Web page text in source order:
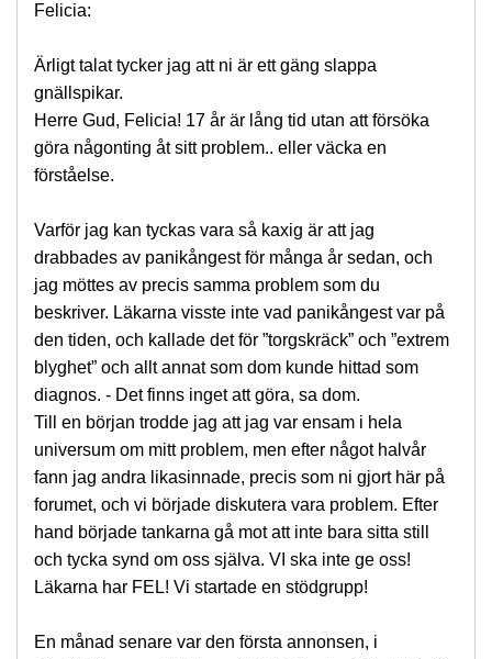
Felicia:
Ärligt talat tycker jag att ni är ett gäng slappa
gnällspikar.
Herre Gud, Felicia! 17 år är lång tid utan att försöka
göra någonting åt sitt problem.. eller väcka en
förståelse.
Varför jag kan tyckas vara så kaxig är att jag
drabbades av panikångest för många år sedan, och
jag möttes av precis samma problem som du
beskriver. Läkarna visste inte vad panikångest var på
den tiden, och kallade det för ”torgskräck” och ”extrem
blyghet” och allt annat som dom kunde hittad som
diagnos. - Det finns inget att göra, sa dom.
Till en början trodde jag att jag var ensam i hela
universum om mitt problem, men efter något halvår
fann jag andra likasinnade, precis som ni gjort här på
forumet, och vi började diskutera vara problem. Efter
hand började tankarna gå mot att inte bara sitta still
och tycka synd om oss själva. VI ska inte ge oss!
Läkarna har FEL! Vi startade en stödgrupp!
En månad senare var den första annonsen, i